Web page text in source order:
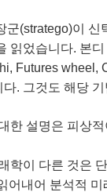
군(stratego)이
읽었습니다. 본
Futures wheel,
. 그것도 해당
한 설명은 피상
학이 다른 것은
어내어 분석적